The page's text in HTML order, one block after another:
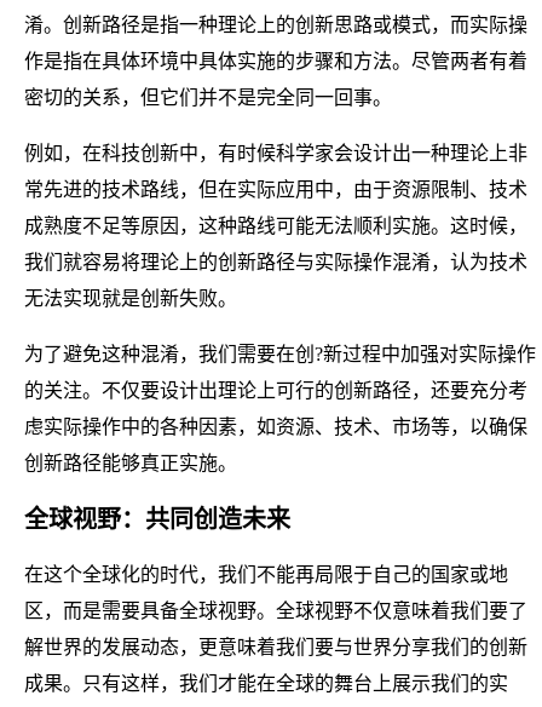
淆。创新路径是指一种理论上的创新思路或模式，而实际操
作是指在具体环境中具体实施的步骤和方法。尽管两者有着
密切的关系，但它们并不是完全同一回事。
例如，在科技创新中，有时候科学家会设计出一种理论上非
常先进的技术路线，但在实际应用中，由于资源限制、技术
成熟度不足等原因，这种路线可能无法顺利实施。这时候，
我们就容易将理论上的创新路径与实际操作混淆，认为技术
无法实现就是创新失败。
为了避免这种混淆，我们需要在创?新过程中加强对实际操作
的关注。不仅要设计出理论上可行的创新路径，还要充分考
虑实际操作中的各种因素，如资源、技术、市场等，以确保
创新路径能够真正实施。
全球视野：共同创造未来
在这个全球化的时代，我们不能再局限于自己的国家或地
区，而是需要具备全球视野。全球视野不仅意味着我们要了
解世界的发展动态，更意味着我们要与世界分享我们的创新
成果。只有这样，我们才能在全球的舞台上展示我们的实